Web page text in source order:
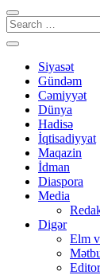
Siyasət
Gündəm
Cəmiyyət
Dünya
Hadisə
İqtisadiyyat
Maqazin
İdman
Diaspora
Media
Digər
Elm